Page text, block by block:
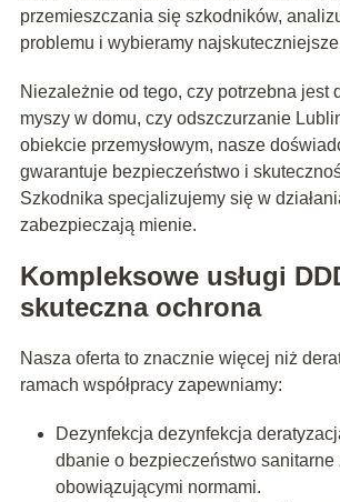
przemieszczania się szkodników,
problemu i wybieramy
Niezależnie od tego, czy potrzebna jest
myszy w domu, czy odszczurzanie
obiekcie przemysłowym, nasze
gwarantuje bezpieczeństwo i
Szkodnika specjalizujemy się w
zabezpieczają mienie.
Kompleksowe usługi
skuteczna ochrona
Nasza oferta to znacznie więcej niż
ramach współpracy zapewniamy:
Dezynfekcja dezynfekcja
dbanie o bezpieczeństwo sanitarne
obowiązującymi normami.